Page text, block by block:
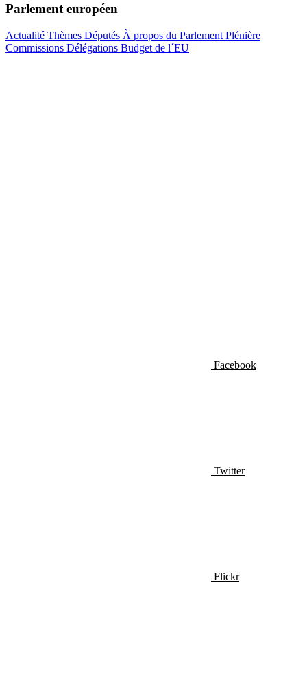
Parlement européen
Actualité Thèmes Députés À propos du Parlement Plénière
Commissions Délégations Budget de l´EU
Facebook
Twitter
Flickr